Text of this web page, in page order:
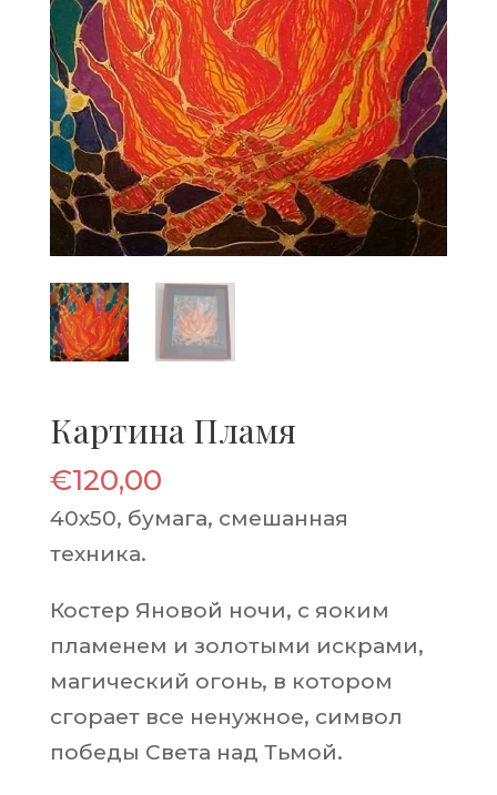
Картина Пламя
€120,00
40х50, бумага, смешанная
техника.
Костер Яновой ночи, с яоким
пламенем и золотыми искрами,
магический огонь, в котором
сгорает все ненужное, символ
победы Света над Тьмой.